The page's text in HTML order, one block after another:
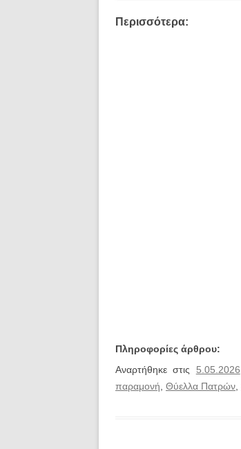
Περισσότερα:
Πληροφορίες άρθρου:
Αναρτήθηκε στις 5.05.2026
παραμονή Θύελλα Πατρών